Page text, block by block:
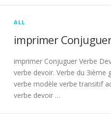
ALL
imprimer
imprimer Conjuguer Verbe
verbe devoir. Verbe du 3ième
verbe modèle verbe transitif
verbe devoir …